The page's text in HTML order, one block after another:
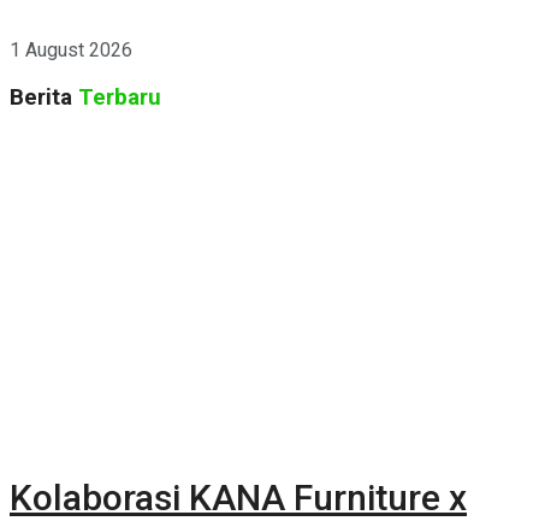
1 August 2026
Berita Terbaru
Kolaborasi KANA Furniture x